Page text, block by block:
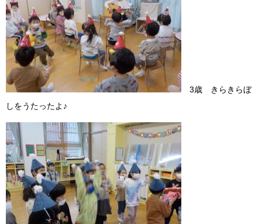
3歳 きらきらぼ
しをうたったよ♪